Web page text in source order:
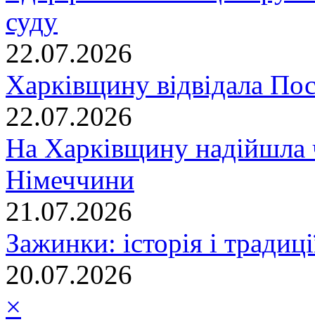
суду
22.07.2026
Харківщину відвідала
22.07.2026
На Харківщину надійшла
Німеччини
21.07.2026
Зажинки: історія і
20.07.2026
×